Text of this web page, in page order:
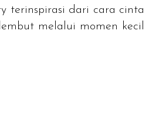
terinspirasi dari cara cinta
melalui momen kecil